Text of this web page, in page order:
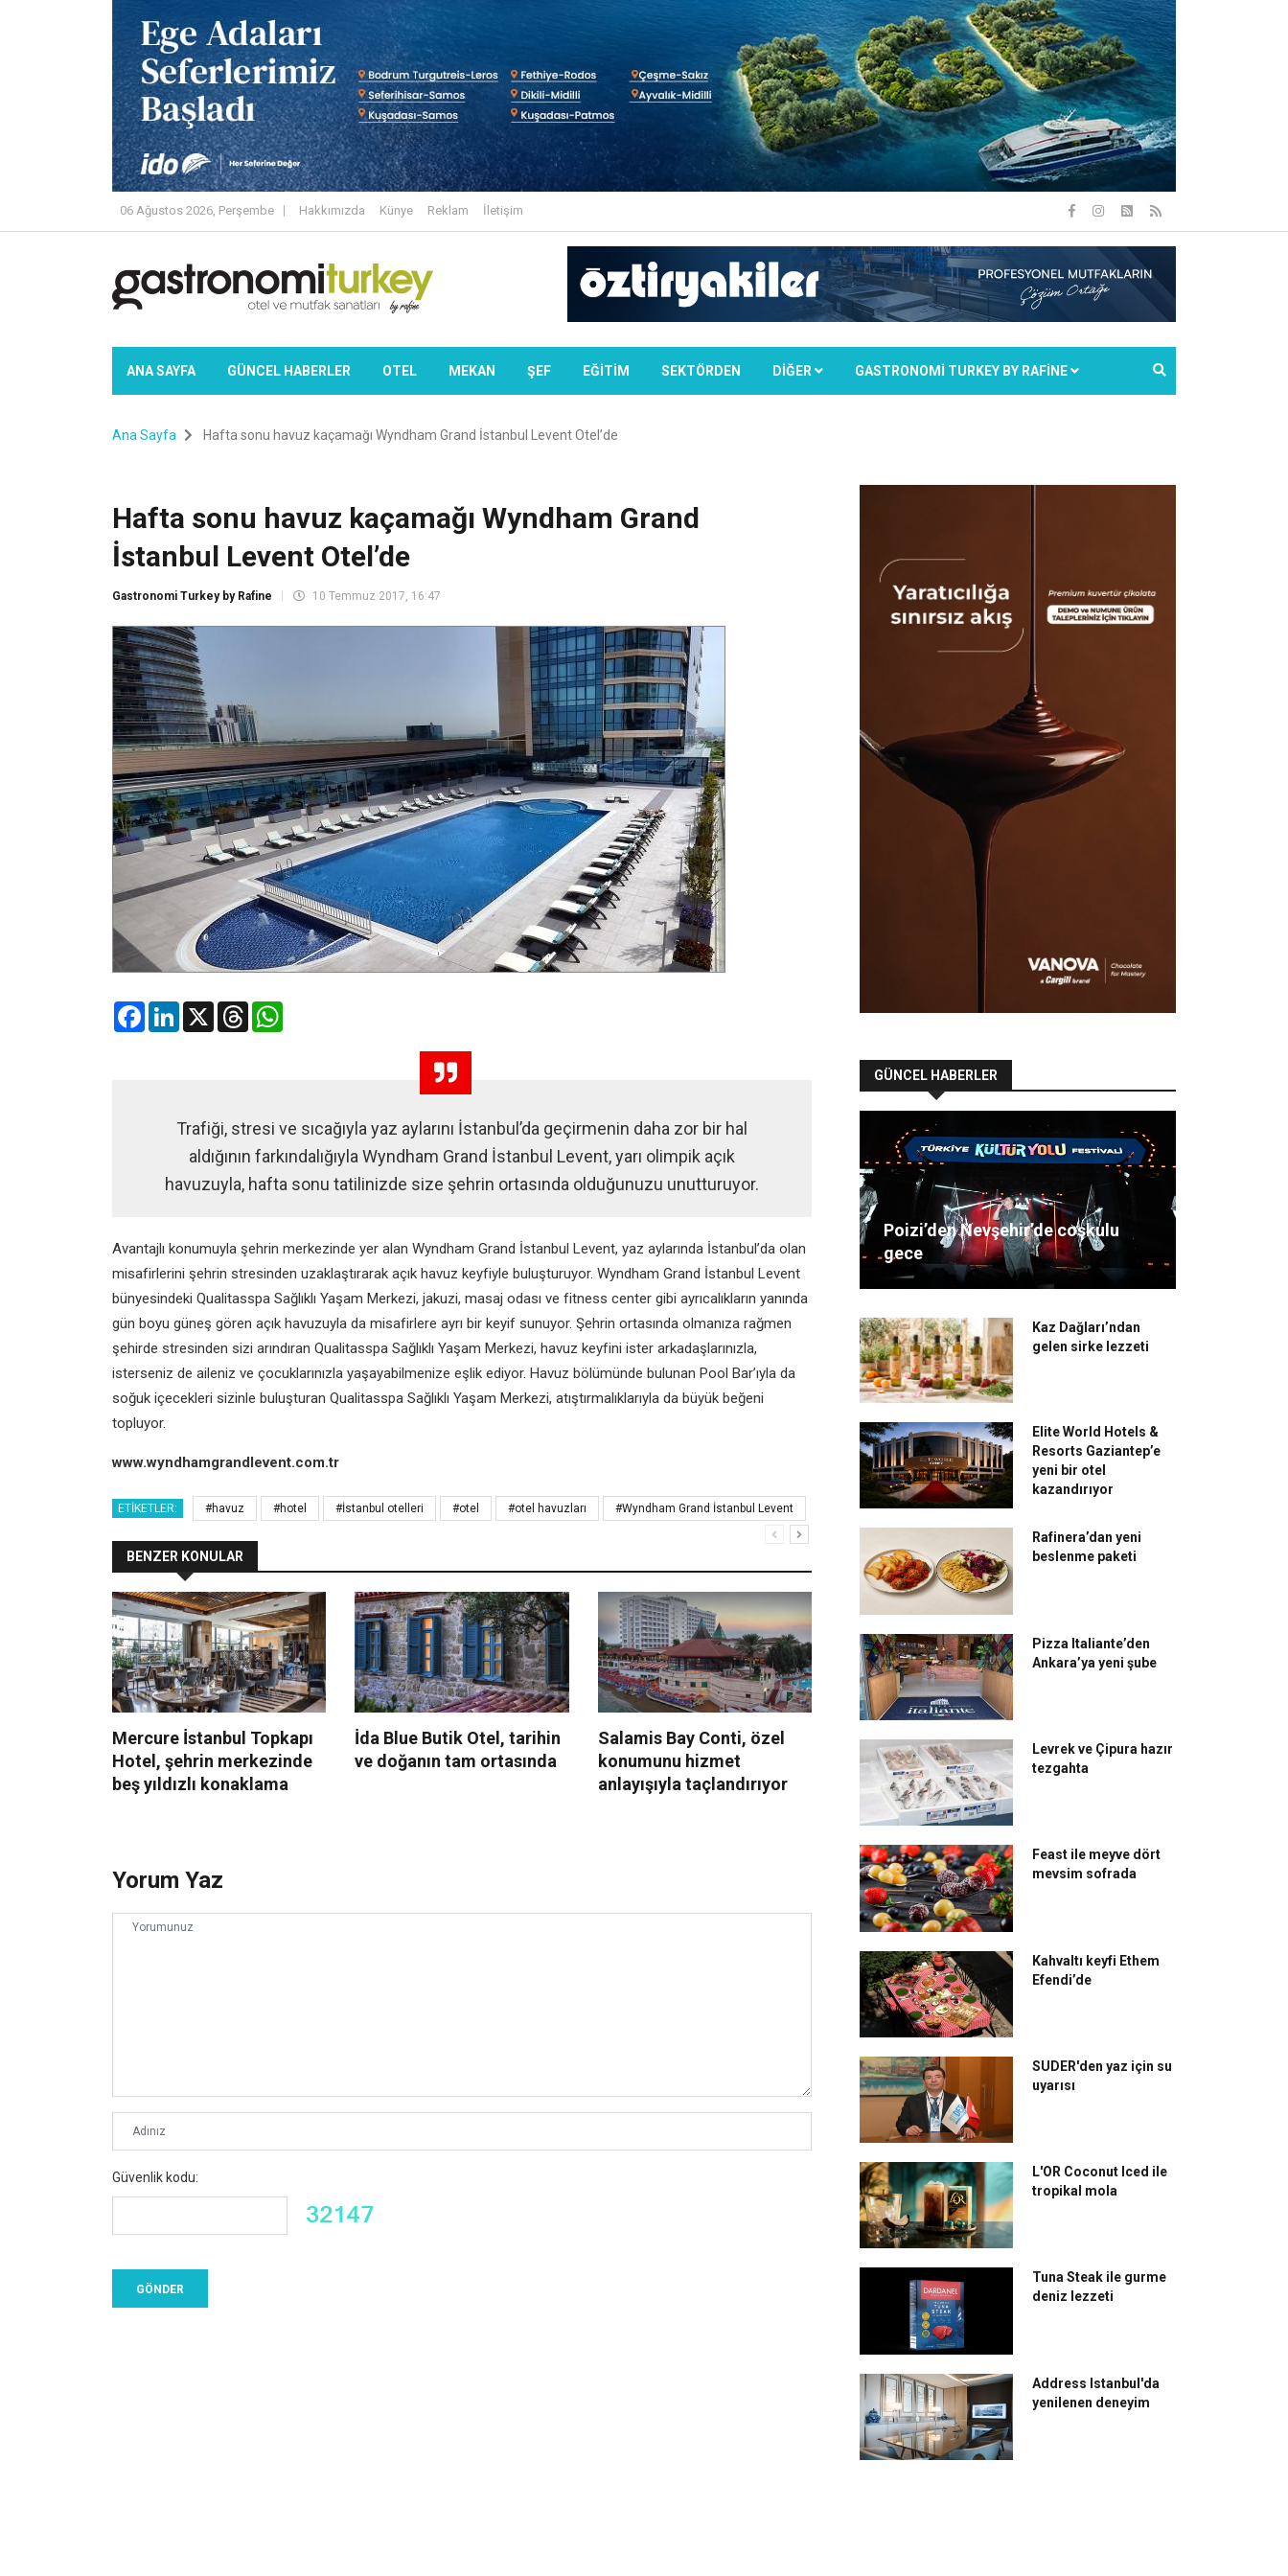
06 Ağustos 2026, Perşembe Hakkımızda Künye Reklam İletişim
ANA SAYFA GÜNCEL HABERLER OTEL MEKAN ŞEF EĞİTİM SEKTÖRDEN DIĞER GASTRONOMİ TURKEY BY RAFİNE
Ana Sayfa Hafta sonu havuz kaçamağı Wyndham Grand İstanbul Levent Otel’de
Hafta sonu havuz kaçamağı Wyndham Grand
İstanbul Levent Otel’de
Gastronomi Turkey by Rafine 10 Temmuz 2017, 16:47
FacebookLinkedIn
X Threads
Trafiği, stresi ve sıcağıyla yaz aylarını İstanbul’da geçirmenin daha zor bir hal
aldığının farkındalığıyla Wyndham Grand İstanbul Levent, yarı olimpik açık
havuzuyla, hafta sonu tatilinizde size şehrin ortasında olduğunuzu unutturuyor.
Avantajlı konumuyla şehrin merkezinde yer alan Wyndham Grand İstanbul Levent, yaz aylarında İstanbul’da olan
misafirlerini şehrin stresinden uzaklaştırarak açık havuz keyfiyle buluşturuyor. Wyndham Grand İstanbul Levent
bünyesindeki Qualitasspa Sağlıklı Yaşam Merkezi, jakuzi, masaj odası ve fitness center gibi ayrıcalıkların yanında
gün boyu güneş gören açık havuzuyla da misafirlere ayrı bir keyif sunuyor. Şehrin ortasında olmanıza rağmen
şehirde stresinden sizi arındıran Qualitasspa Sağlıklı Yaşam Merkezi, havuz keyfini ister arkadaşlarınızla,
isterseniz de aileniz ve çocuklarınızla yaşayabilmenize eşlik ediyor. Havuz bölümünde bulunan Pool Bar’ıyla da
soğuk içecekleri sizinle buluşturan Qualitasspa Sağlıklı Yaşam Merkezi, atıştırmalıklarıyla da büyük beğeni
topluyor.
www.wyndhamgrandlevent.com.tr
ETIKETLER: #havuz #hotel #İstanbul otelleri #otel #otel havuzları #Wyndham Grand İstanbul Levent
BENZER KONULAR
Mercure İstanbul Topkapı
Hotel, şehrin merkezinde
beş yıldızlı konaklama
İda Blue Butik Otel, tarihin
ve doğanın tam ortasında
Salamis Bay Conti, özel
konumunu hizmet
anlayışıyla taçlandırıyor
Swissôtel Büyük Efes,
İzmir’e 'Safehotels
Certification'
Istanbul’da geleneksel
Yorum Yaz
Güvenlik kodu:
GÜNCEL HABERLER
Poizi’den Nevşehir’de coşkulu
gece
Kaz Dağları’ndan
gelen sirke lezzeti
Elite World Hotels &
Resorts Gaziantep’e
yeni bir otel
kazandırıyor
Rafinera’dan yeni
beslenme paketi
Pizza Italiante’den
Ankara’ya yeni şube
Levrek ve Çipura hazır
tezgahta
Feast ile meyve dört
mevsim sofrada
Kahvaltı keyfi Ethem
Efendi’de
SUDER'den yaz için su
uyarısı
L'OR Coconut Iced ile
tropikal mola
Tuna Steak ile gurme
deniz lezzeti
Address Istanbul'da
yenilenen deneyim